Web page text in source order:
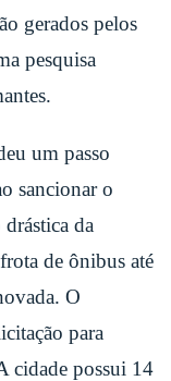
gerados pelos
pesquisa
um passo
sancionar o
da
de ônibus até
O
para
cidade possui 14